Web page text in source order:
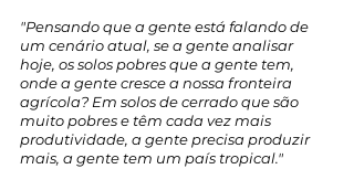
"Pensando que a gente está falando de
um cenário atual, se a gente analisar
hoje, os solos pobres que a gente tem,
onde a gente cresce a nossa fronteira
agrícola? Em solos de cerrado que são
muito pobres e têm cada vez mais
produtividade, a gente precisa produzir
mais, a gente tem um país tropical."